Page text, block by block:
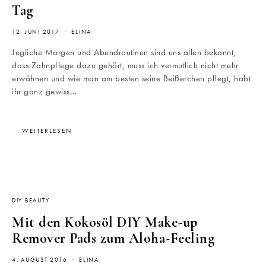
Tag
12. JUNI 2017 ELINA
Jegliche Morgen und Abendroutinen sind uns allen bekannt,
dass Zahnpflege dazu gehört, muss ich vermutlich nicht mehr
erwähnen und wie man am besten seine Beißerchen pflegt, habt
ihr ganz gewiss…
WEITERLESEN
DIY BEAUTY
Mit den Kokosöl DIY Make-up
Remover Pads zum Aloha-Feeling
4. AUGUST 2016 ELINA